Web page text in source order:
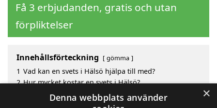
Få 3 erbjudanden, gratis och utan
förpliktelser
Innehållsförteckning gömma
1 Vad kan en svets i Hälsö hjälpa till med?
2 Hur mycket kostar en svets i Hälsö?
Fördelar med att välja svets i Hälsö
Sök efter en skicklig svetsare i de omgivande
×
Denna webbplats använder